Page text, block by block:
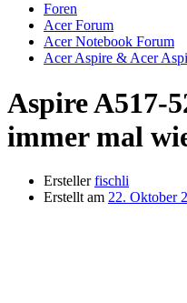
Foren
Acer Forum
Acer Notebook Forum
Acer Aspire & Acer
Aspire A517-
immer mal
Ersteller fischli
Erstellt am 22. Oktober